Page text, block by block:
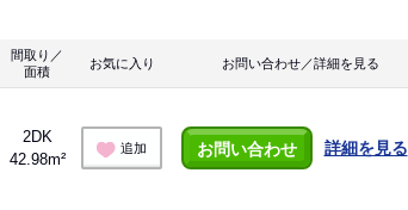
間取り／
面積
お気に入り お問い合わせ／詳細を見る
2DK
42.98m²
追加 お問い合わせ 詳細を見る